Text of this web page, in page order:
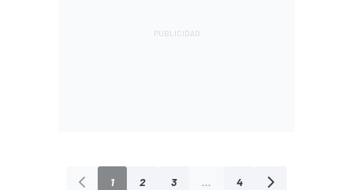
1 2 3 ... 4